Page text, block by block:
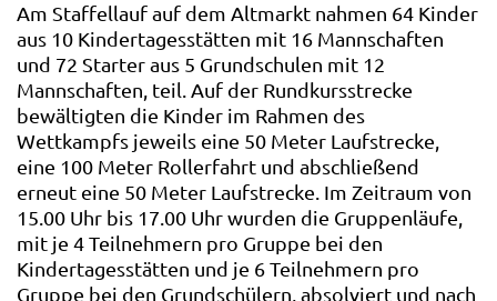
Am Staffellauf auf dem Altmarkt nahmen 64 Kinder
aus 10 Kindertagesstätten mit 16 Mannschaften
und 72 Starter aus 5 Grundschulen mit 12
Mannschaften, teil. Auf der Rundkursstrecke
bewältigten die Kinder im Rahmen des
Wettkampfs jeweils eine 50 Meter Laufstrecke,
eine 100 Meter Rollerfahrt und abschließend
erneut eine 50 Meter Laufstrecke. Im Zeitraum von
15.00 Uhr bis 17.00 Uhr wurden die Gruppenläufe,
mit je 4 Teilnehmern pro Gruppe bei den
Kindertagesstätten und je 6 Teilnehmern pro
Gruppe bei den Grundschülern, absolviert und nach